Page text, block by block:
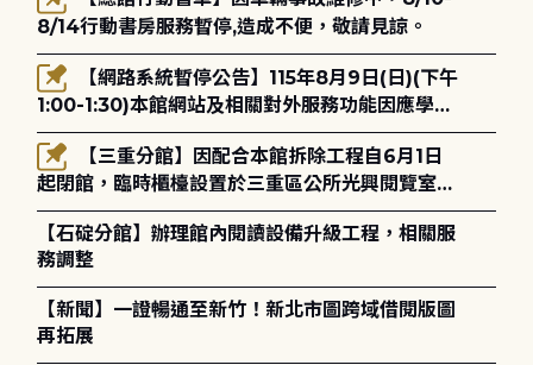
8/14行動書房服務暫停,造成不便，敬請見諒。
1:00-1:30)本館網站及相關對外服務功能因應學術
網路升級更新將暫停服務。
起閉館，臨時櫃檯設置於三重區公所光興閱覽室，
造成不便，敬請見諒。
【石碇分館】辦理館內閱讀設備升級工程，相關服
務調整
【新聞】一證暢通至新竹！新北市圖跨域借閱版圖
再拓展